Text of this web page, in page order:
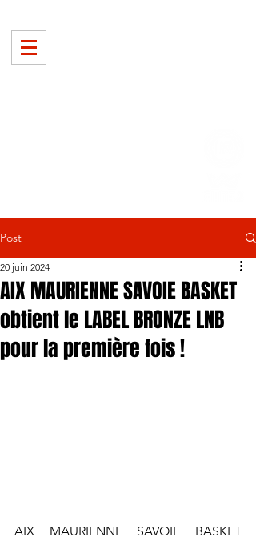
Post
AIX MAURIENNE SAVOIE BASKET
obtient le LABEL BRONZE LNB
pour la première fois !
20 juin 2024
AIX MAURIENNE SAVOIE BASKET